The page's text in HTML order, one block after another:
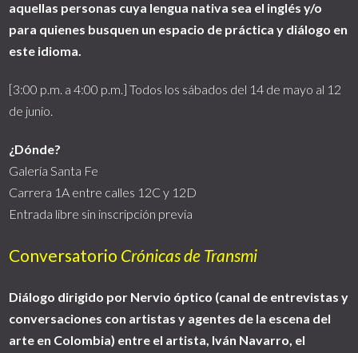
aquellas personas cuya lengua nativa sea el inglés y/o
para quienes busquen un espacio de práctica y diálogo en
este idioma.
[3:00 p.m. a 4:00 p.m.] Todos los sábados del 14 de mayo al 12
de junio.
¿Dónde?
Galería Santa Fe
Carrera 1A entre calles 12C y 12D
Entrada libre sin inscripción previa
Conversatorio Crónicas de Transmi
Diálogo dirigido por Nervio óptico (canal de entrevistas y
conversaciones con artistas y agentes de la escena del
arte en Colombia) entre el artista, Iván Navarro, el